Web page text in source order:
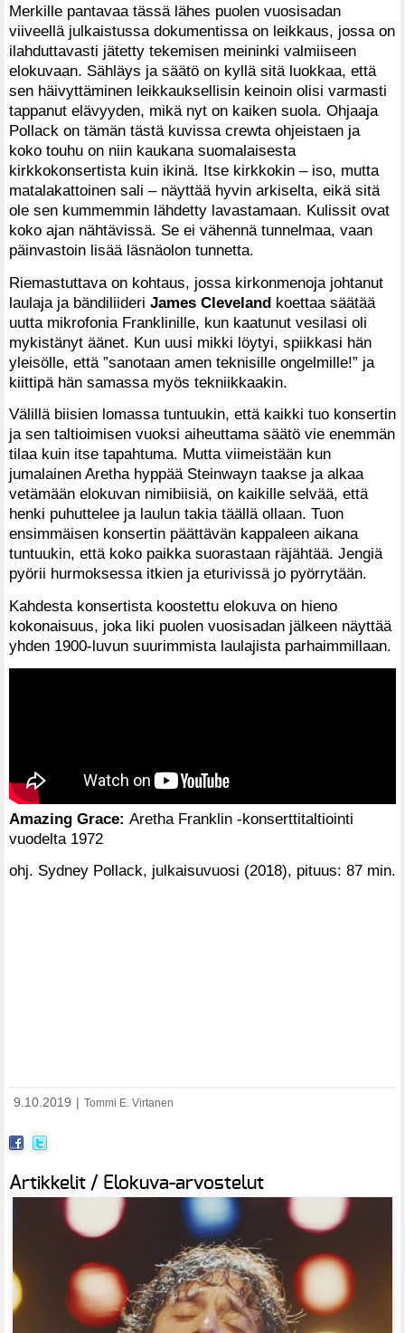
Merkille pantavaa tässä lähes puolen vuosisadan
viiveellä julkaistussa dokumentissa on leikkaus, jossa on
ilahduttavasti jätetty tekemisen meininki valmiiseen
elokuvaan. Sähläys ja säätö on kyllä sitä luokkaa, että
sen häivyttäminen leikkauksellisin keinoin olisi varmasti
tappanut elävyyden, mikä nyt on kaiken suola. Ohjaaja
Pollack on tämän tästä kuvissa crewta ohjeistaen ja
koko touhu on niin kaukana suomalaisesta
kirkkokonsertista kuin ikinä. Itse kirkkokin – iso, mutta
matalakattoinen sali – näyttää hyvin arkiselta, eikä sitä
ole sen kummemmin lähdetty lavastamaan. Kulissit ovat
koko ajan nähtävissä. Se ei vähennä tunnelmaa, vaan
päinvastoin lisää läsnäolon tunnetta.
Riemastuttava on kohtaus, jossa kirkonmenoja johtanut
laulaja ja bändiliideri James Cleveland koettaa säätää
uutta mikrofonia Franklinille, kun kaatunut vesilasi oli
mykistänyt äänet. Kun uusi mikki löytyi, spiikkasi hän
yleisölle, että ”sanotaan amen teknisille ongelmille!” ja
kiittipä hän samassa myös tekniikkaakin.
Välillä biisien lomassa tuntuukin, että kaikki tuo konsertin
ja sen taltioimisen vuoksi aiheuttama säätö vie enemmän
tilaa kuin itse tapahtuma. Mutta viimeistään kun
jumalainen Aretha hyppää Steinwayn taakse ja alkaa
vetämään elokuvan nimibiisiä, on kaikille selvää, että
henki puhuttelee ja laulun takia täällä ollaan. Tuon
ensimmäisen konsertin päättävän kappaleen aikana
tuntuukin, että koko paikka suorastaan räjähtää. Jengiä
pyörii hurmoksessa itkien ja eturivissä jo pyörrytään.
Kahdesta konsertista koostettu elokuva on hieno
kokonaisuus, joka liki puolen vuosisadan jälkeen näyttää
yhden 1900-luvun suurimmista laulajista parhaimmillaan.
Amazing Grace: Aretha Franklin -konserttitaltiointi
vuodelta 1972
ohj. Sydney Pollack, julkaisuvuosi (2018), pituus: 87 min.
9.10.2019 Tommi E. Virtanen
Artikkelit / Elokuva-arvostelut